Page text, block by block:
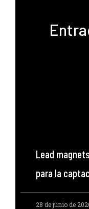
Lead
para la
28 de junio de